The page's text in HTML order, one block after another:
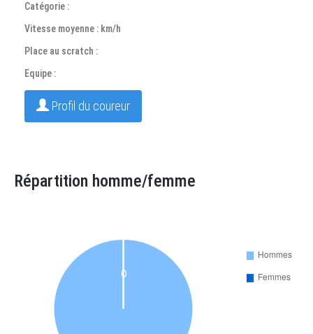
Catégorie :
Vitesse moyenne : km/h
Place au scratch :
Equipe :
Profil du coureur
Répartition homme/femme